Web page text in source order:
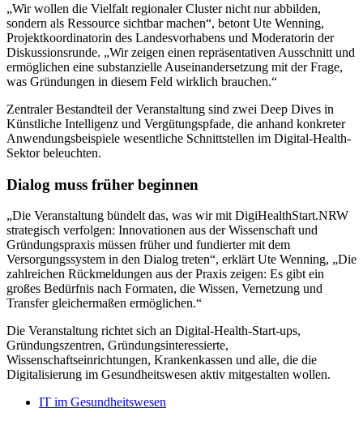
„Wir wollen die Vielfalt regionaler Cluster nicht nur abbilden,
sondern als Ressource sichtbar machen“, betont Ute Wenning,
Projektkoordinatorin des Landesvorhabens und Moderatorin der
Diskussionsrunde. „Wir zeigen einen repräsentativen Ausschnitt und
ermöglichen eine substanzielle Auseinandersetzung mit der Frage,
was Gründungen in diesem Feld wirklich brauchen.“
Zentraler Bestandteil der Veranstaltung sind zwei Deep Dives in
Künstliche Intelligenz und Vergütungspfade, die anhand konkreter
Anwendungsbeispiele wesentliche Schnittstellen im Digital-Health-
Sektor beleuchten.
Dialog muss früher beginnen
„Die Veranstaltung bündelt das, was wir mit DigiHealthStart.NRW
strategisch verfolgen: Innovationen aus der Wissenschaft und
Gründungspraxis müssen früher und fundierter mit dem
Versorgungssystem in den Dialog treten“, erklärt Ute Wenning, „Die
zahlreichen Rückmeldungen aus der Praxis zeigen: Es gibt ein
großes Bedürfnis nach Formaten, die Wissen, Vernetzung und
Transfer gleichermaßen ermöglichen.“
Die Veranstaltung richtet sich an Digital-Health-Start-ups,
Gründungszentren, Gründungsinteressierte,
Wissenschaftseinrichtungen, Krankenkassen und alle, die die
Digitalisierung im Gesundheitswesen aktiv mitgestalten wollen.
IT im Gesundheitswesen